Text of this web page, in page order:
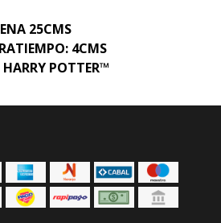
25CMS
4CMS
POTTER™